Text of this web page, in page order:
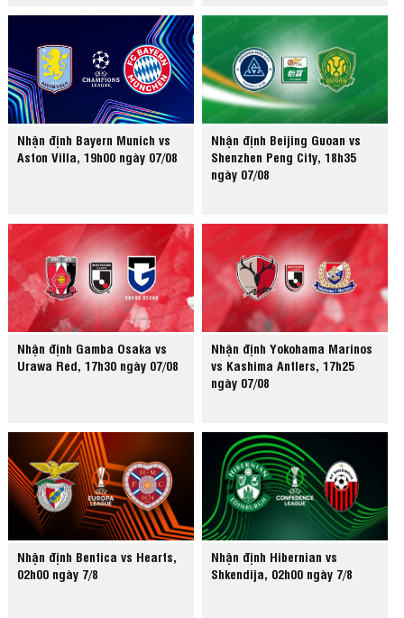
Nhận định Bayern Munich vs
Aston Villa, 19h00 ngày 07/08
Nhận định Beijing Guoan vs
Shenzhen Peng City, 18h35
ngày 07/08
Nhận định Gamba Osaka vs
Urawa Red, 17h30 ngày 07/08
Nhận định Yokohama Marinos
vs Kashima Antlers, 17h25
ngày 07/08
Nhận định Benfica vs Hearts,
02h00 ngày 7/8
Nhận định Hibernian vs
Shkendija, 02h00 ngày 7/8